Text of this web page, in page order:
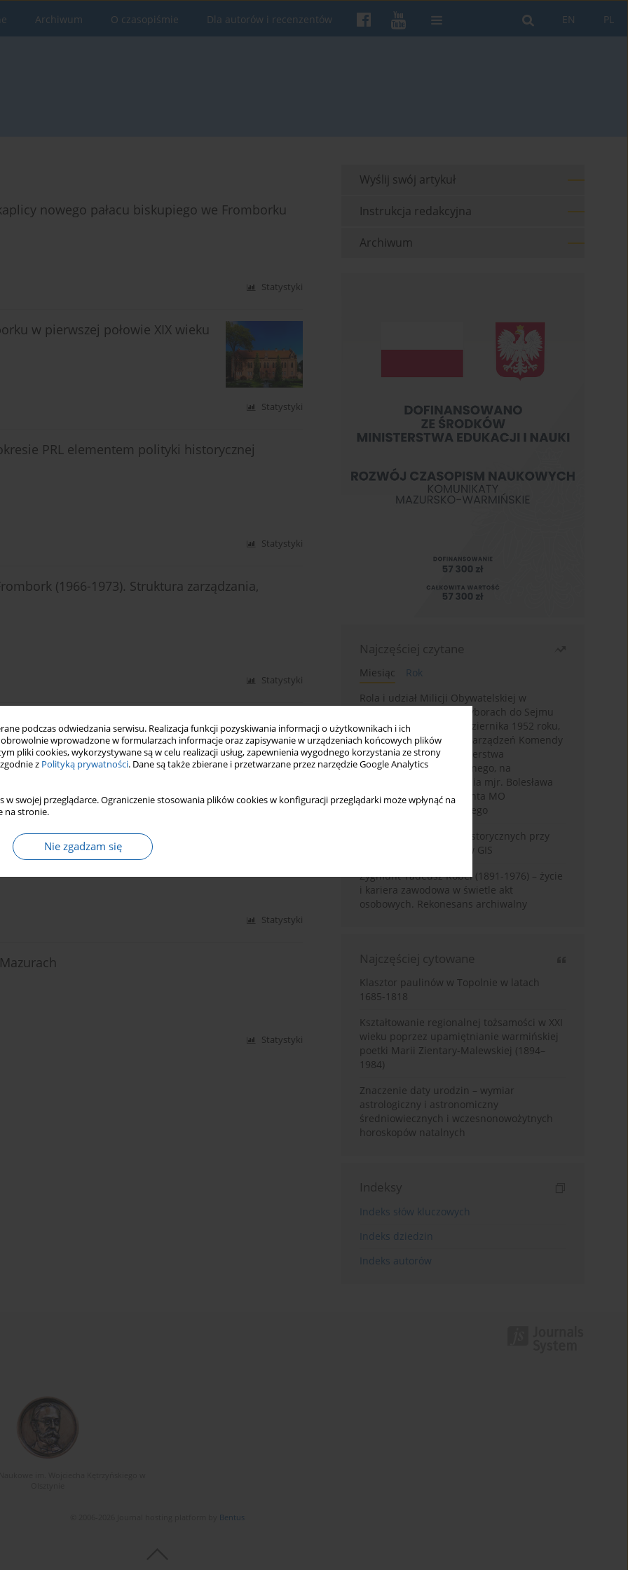
podczas odwiedzania serwisu. Realizacja funkcji pozyskiwania informacji o użytkownikach i ich
wprowadzone w formularzach informacje oraz zapisywanie w urządzeniach końcowych plików
pliki cookies, wykorzystywane są w celu realizacji usług, zapewnienia wygodnego korzystania ze strony
z Polityką prywatności. Dane są także zbierane i przetwarzane przez narzędzie Google Analytics
w swojej przeglądarce. Ograniczenie stosowania plików cookies w konfiguracji przeglądarki może wpłynąć na
na stronie.
Nie zgadzam się
PL
EN
Archiwum O czasopiśmie Dla autorów i recenzentów
nowego pałacu biskupiego we Fromborku
Statystyki
w pierwszej połowie XIX wieku
Statystyki
PRL elementem polityki historycznej
Statystyki
(1966-1973). Struktura zarządzania,
Statystyki
ze studni miejskich w 1639 roku
Statystyki
1737) i jego krąg rodzinny
Statystyki
Statystyki
Wyślij swój artykuł
Instrukcja redakcyjna
Archiwum
Najczęściej czytane
Miesiąc
Rok
Rola i udział Milicji Obywatelskiej w
kampanii wyborczej i wyborach do Sejmu
PRL I kadencji z 26 października 1952 roku,
w świetle wytycznych i zarządzeń Komendy
Głównej MO oraz Ministerstwa
Bezpieczeństwa Publicznego, na
przykładzie sprawozdania mjr. Bolesława
Wyszyńskiego komendanta MO
województwa olsztyńskiego
Granica w badaniach historycznych przy
wykorzystaniu serwerów GIS
Zygmunt Tadeusz Robel (1891-1976) – życie
i kariera zawodowa w świetle akt
osobowych. Rekonesans archiwalny
Najczęściej cytowane
Klasztor paulinów w Topolnie w latach
1685-1818
Kształtowanie regionalnej tożsamości w XXI
wieku poprzez upamiętnianie warmińskiej
poetki Marii Zientary-Malewskiej (1894–
1984)
Znaczenie daty urodzin – wymiar
astrologiczny i astronomiczny
średniowiecznych i wczesnonowożytnych
horoskopów natalnych
Indeksy
Indeks słów kluczowych
Indeks dziedzin
Indeks autorów
Bentus